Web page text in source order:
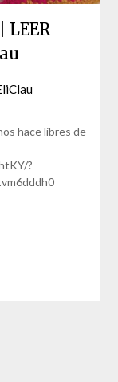
LEER
hace libres de
?